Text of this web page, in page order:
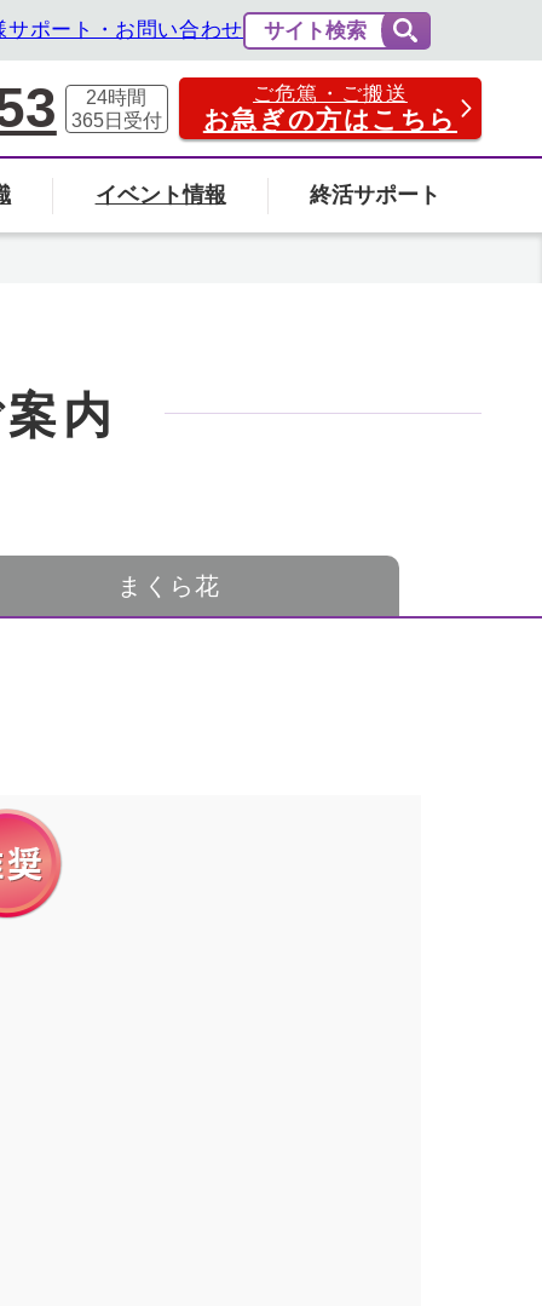
サポート・お問い合わせ サイト検索
24時間
365日 受付
ご危篤・ご搬送
お急ぎの方はこちら
イベント情報 終活サポート
内
まくら花